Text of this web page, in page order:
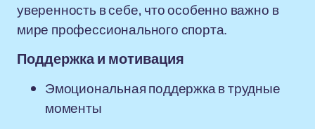
уверенность в себе, что особенно важно в
мире профессионального спорта.
Поддержка и мотивация
Эмоциональная поддержка в трудные
моменты